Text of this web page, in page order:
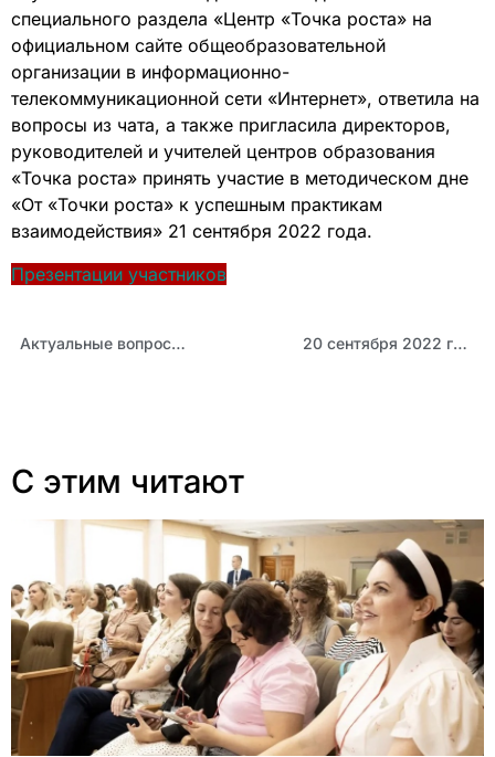
специального раздела «Центр «Точка роста» на
официальном сайте общеобразовательной
организации в информационно-
телекоммуникационной сети «Интернет», ответила на
вопросы из чата, а также пригласила директоров,
руководителей и учителей центров образования
«Точка роста» принять участие в методическом дне
«От «Точки роста» к успешным практикам
взаимодействия» 21 сентября 2022 года.
Презентации участников
Актуальные вопросы создания и функционирования центров образования «Точка роста — 2022» в Алтайском крае (8 сентября 2022 года) 20 сентября 2022 года состоялось заседание секции отделения по естественнонаучным дисциплинам краевого учебно-методического объединения в рамках программы Научно-практической конференции краевых профессиональных сообществ «Формирование и оценка функциональной грамотности в условиях введения обновленных ФГОС НОО и ФГОС ООО».
С этим читают